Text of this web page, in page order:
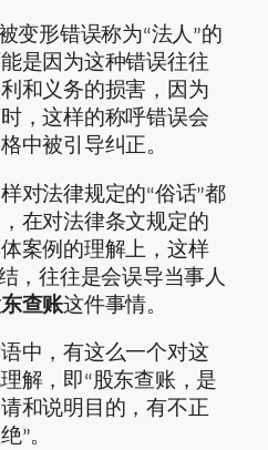
变形错误称为“法人”的
是因为这种错误往往
和义务的损害，因为
，这样的称呼错误会
中被引导纠正。
对法律规定的“俗话”都
在对法律条文规定的
案例的理解上，这样
，往往是会误导当事人
查账这件事情。
中，有这么一个对这
解，即“股东查账，是
和说明目的，有不正
”。